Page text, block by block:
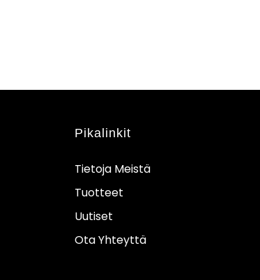
Pikalinkit
Tietoja Meistä
Tuotteet
Uutiset
Ota Yhteyttä